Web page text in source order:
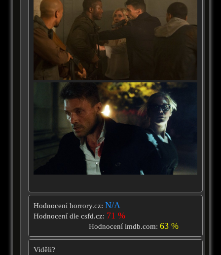
Hodnocení horrory.cz: N/A
Hodnocení dle csfd.cz: 71 %
Hodnocení imdb.com:63 %
Viděli?